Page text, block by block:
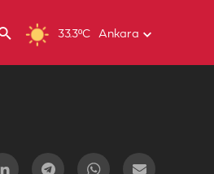
33.3ºC Ankara